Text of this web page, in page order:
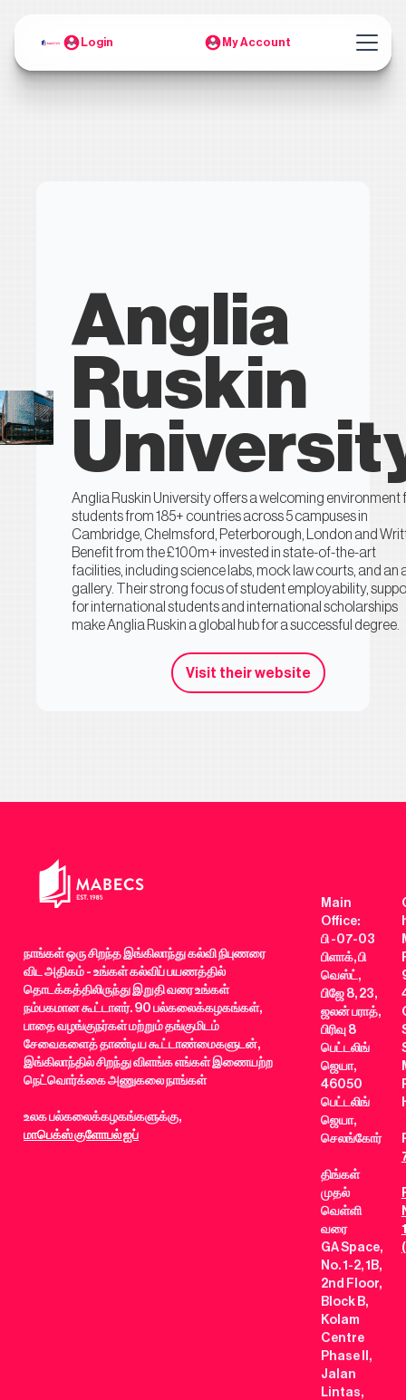
Login My Account
Anglia
Ruskin
Anglia Ruskin University offers a welcoming environment
students from 185+ countries across 5 campuses in
Cambridge, Chelmsford, Peterborough, London and
Benefit from the £100m+ invested in state-of-the-art
facilities, including science labs, mock law courts, and an
gallery. Their strong focus of student employability,
for international students and international scholarships
make Anglia Ruskin a global hub for a successful degree.
Visit their website
நாங்கள் ஒரு சிறந்த இங்கிலாந்து கல்வி நிபுணரை
விட அதிகம் - உங்கள் கல்விப் பயணத்தில்
தொடக்கத்திலிருந்து இறுதி வரை உங்கள்
நம்பகமான கூட்டாளர். 90 பல்கலைக்கழகங்கள்,
பாதை வழங்குநர்கள் மற்றும் தங்குமிடம்
சேவைகளைத் தாண்டிய கூட்டாண்மைகளுடன்,
இங்கிலாந்தில் சிறந்து விளங்க எங்கள் இணையற்ற
நெட்வொர்க்கை அணுகலை நாங்கள்
உலக பல்கலைக்கழகங்களுக்கு,
மாபெக்ஸ் குளோபல் ஐப்
Main
Office:
பி -07-03
பிளாக், பி
வெஸ்ட்,
பிஜே 8, 23,
ஜலன் பராத்,
பிரிவு 8
பெட்டலிங்
ஜெயா,
46050
பெட்டலிங்
ஜெயா,
செலங்கோர்
திங்கள்
முதல்
வெள்ளி
வரை
GA Space,
No. 1-2, 1B,
2nd Floor,
Block B,
Kolam
Centre
Phase II,
Jalan
Lintas,